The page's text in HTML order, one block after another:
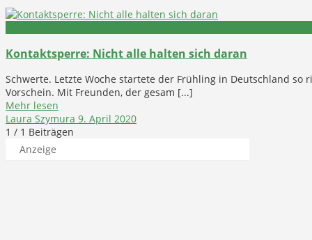
Kontaktsperre: Nicht alle halten sich daran
Schwerte. Letzte Woche startete der Frühling in Deutschland
Vorschein. Mit Freunden, der gesam [...]
Mehr lesen
Laura Szymura 9. April 2020
1 / 1 Beiträgen
Anzeige